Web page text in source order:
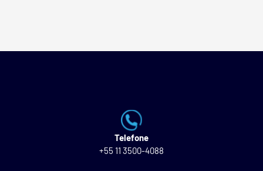
Telefone
+55 11 3500-4088